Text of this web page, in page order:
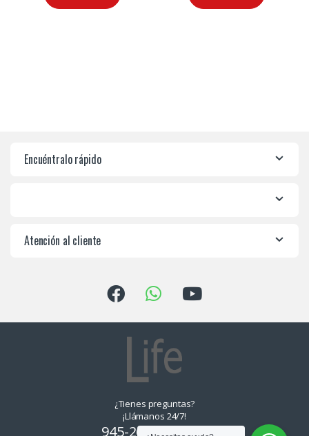
Encuéntralo rápido
Atención al cliente
¿Tienes preguntas?
¡Llámanos 24/7!
945-265550, 955-